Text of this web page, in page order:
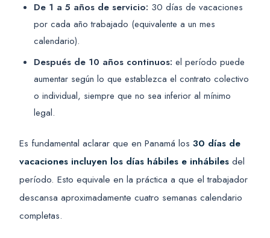
De 1 a 5 años de servicio: 30 días de vacaciones
por cada año trabajado (equivalente a un mes
calendario).
Después de 10 años continuos: el período puede
aumentar según lo que establezca el contrato colectivo
o individual, siempre que no sea inferior al mínimo
legal.
Es fundamental aclarar que en Panamá los 30 días de
vacaciones incluyen los días hábiles e inhábiles del
período. Esto equivale en la práctica a que el trabajador
descansa aproximadamente cuatro semanas calendario
completas.